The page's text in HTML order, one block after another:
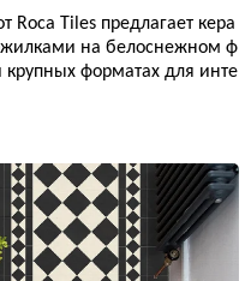
Roca Tiles предлагает кера
на белоснежном ф
крупных форматах для инте